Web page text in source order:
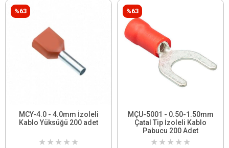
MCY-4.0 - 4.0mm İzoleli
Kablo Yüksüğü 200 adet
★ ★ ★ ★ ★
%63
MÇU-5001 - 0.50-1.50mm
Çatal Tip İzoleli Kablo
Pabucu 200 Adet
★ ★ ★ ★ ★
%63